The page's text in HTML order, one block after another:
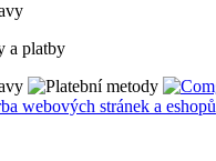
a platby
webových stránek a eshopů